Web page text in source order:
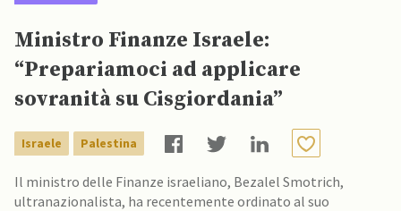
Ministro Finanze Israele:
“Prepariamoci ad applicare
sovranità su Cisgiordania”
Israele Palestina
Il ministro delle Finanze israeliano, Bezalel Smotrich,
ultranazionalista, ha recentemente ordinato al suo